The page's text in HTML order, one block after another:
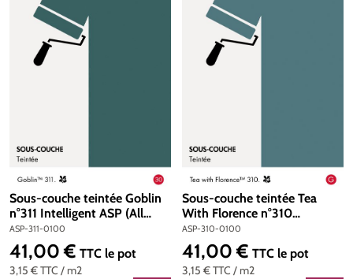
Sous-couche teintée Goblin
n°311 Intelligent ASP (All
Surface Primer) 1 litre
ASP-311-0100
3,15 €TTC / m2
Prix régulier :
41,00 € TTC le pot
Sous-couche teintée Tea
With Florence n°310
Intelligent ASP (All Surface
Primer) 1 litre
ASP-310-0100
3,15 €TTC / m2
Prix régulier :
41,00 € TTC le pot